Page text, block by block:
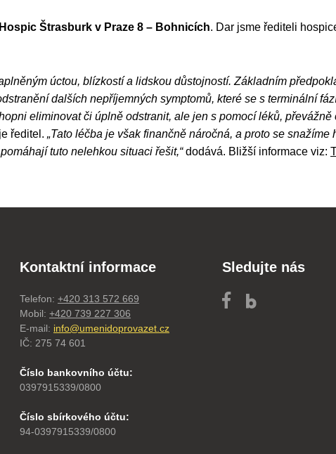
Hospic Štrasburk v Praze 8 – Bohnicích. Dar jsme řediteli
úctou, blízkostí a lidskou důstojností. Základním
dalších nepříjemných symptomů, které se s terminální
eliminovat či úplně odstranit, ale jen s pomocí léků,
ředitel. „Tato léčba je však finančně náročná, a proto se snažíme
tuto nelehkou situaci řešit,“dodává. Bližší informace viz:
Kontaktní informace
Telefon: +420 313 572 669
Mobil: +420 739 227 306
E-mail: info@umenidoprovazet.cz
IČ: 275 74 601
Číslo bankovního účtu:
0397915339/0800
Číslo sbírkového účtu:
94-0397915339/0800
Sledujte nás